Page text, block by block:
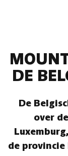
DE
De
over
de provincie